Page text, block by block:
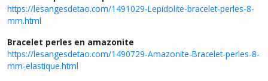
https://lesangesdetao.com/1491029-Lepidolite-bracelet-perles-8-
mm.html
Bracelet perles en amazonite
https://lesangesdetao.com/1490729-Amazonite-Bracelet-perles-8-
mm-elastique.html